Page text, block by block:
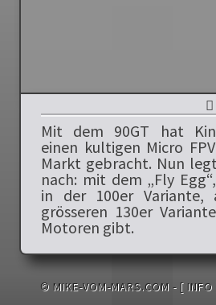
Mit dem 90GT hat
einen kultigen Micro
Markt gebracht. Nun
nach: mit dem „Fly
in der 100er Variante,
grösseren 130er
Motoren gibt.
© MIKE-VOM-MARS.COM - [ INFO